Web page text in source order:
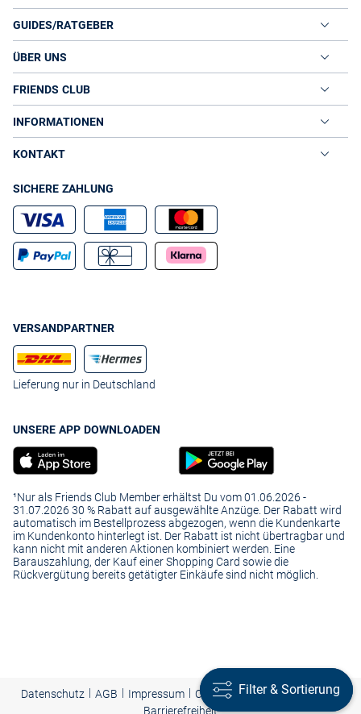
GUIDES/RATGEBER
ÜBER UNS
FRIENDS CLUB
INFORMATIONEN
KONTAKT
SICHERE ZAHLUNG
VERSANDPARTNER
Lieferung nur in Deutschland
UNSERE APP DOWNLOADEN
¹Nur als Friends Club Member erhältst Du vom 01.06.2026 -
31.07.2026 30 % Rabatt auf ausgewählte Anzüge. Der Rabatt wird
automatisch im Bestellprozess abgezogen, wenn die Kundenkarte
im Kundenkonto hinterlegt ist. Der Rabatt ist nicht übertragbar und
kann nicht mit anderen Aktionen kombiniert werden. Eine
Barauszahlung, der Kauf einer Shopping Card sowie die
Rückvergütung bereits getätigter Einkäufe sind nicht möglich.
Datenschutz | AGB | Impressum | Cookie-Einstellungen | Presse
Barrierefreiheit
Filter & Sortierung
Filter & Sortierung